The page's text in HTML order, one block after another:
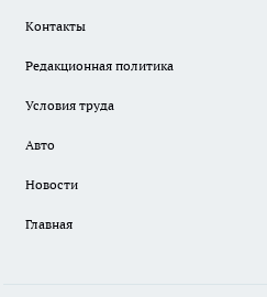
Контакты
Редакционная политика
Условия труда
Авто
Новости
Главная